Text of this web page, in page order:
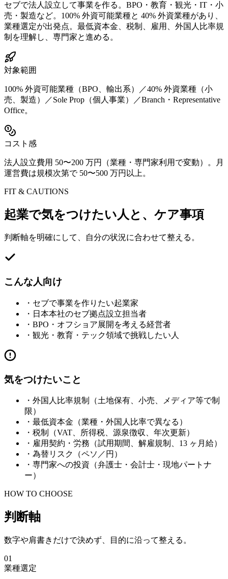
セブで法人設立して事業を作る。BPO・教育・観光・IT・小
売・製造など。100% 外資可能業種と 40% 外資業種があり、
業種選定が出発点。最低資本金、税制、雇用、外国人比率規
制を理解し、専門家と進める。
対象範囲
100% 外資可能業種（BPO、輸出系）／40% 外資業種（小
売、製造）／Sole Prop（個人事業）／Branch・Representative
Office。
コスト感
法人設立費用 50〜200 万円（業種・専門家利用で変動）。月
運営費は規模次第で 50〜500 万円以上。
FIT & CAUTIONS
起業で気をつけたい人と、ケア事項
判断軸を明確にして、自分の状況に合わせて整える。
こんな人向け
・ セブで事業を作りたい起業家
・ 日本本社のセブ拠点設立担当者
・ BPO・オフショア展開を考える経営者
・ 観光・教育・テック領域で挑戦したい人
気をつけたいこと
・ 外国人比率規制（土地保有、小売、メディア等で制
限）
・ 最低資本金（業種・外国人比率で異なる）
・ 税制（VAT、所得税、源泉徴収、年次更新）
・ 雇用契約・労務（試用期間、解雇規制、13 ヶ月給）
・ 為替リスク（ペソ／円）
・ 専門家への投資（弁護士・会計士・現地パートナ
ー）
HOW TO CHOOSE
判断軸
数字や肩書きだけで決めず、目的に沿って整える。
01
業種選定